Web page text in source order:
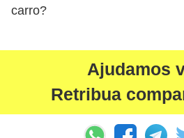
carro?
Ajudamos
Retribua